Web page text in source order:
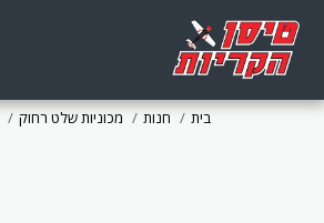
בית חנות מכוניות שלט רחוק